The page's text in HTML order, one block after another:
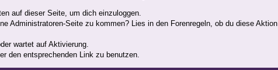
auf dieser Seite, um dich einzuloggen.
Administratoren-Seite zu kommen? Lies in den Forenregeln, ob du diese Aktion
wartet auf Aktivierung.
den entsprechenden Link zu benutzen.